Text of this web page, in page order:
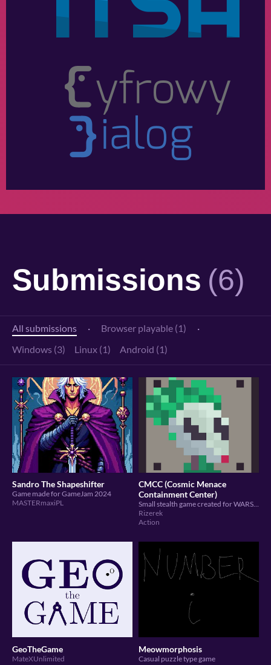
Submissions (6)
All submissions · Browser playable (1)
·
Windows (3)
Linux (1) Android (1)
Sandro The Shapeshifter
Game made for GameJam 2024
MASTERmaxiPL
CMCC (Cosmic Menace
Containment Center)
Small stealth game created for WARSAW GAMEJAM 2024
Rizerek
Action
GeoTheGame
MateXUnlimited
Meowmorphosis
Casual puzzle type game